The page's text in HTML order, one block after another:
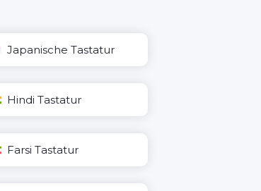
Japanische Tastatur
Hindi Tastatur
Farsi Tastatur